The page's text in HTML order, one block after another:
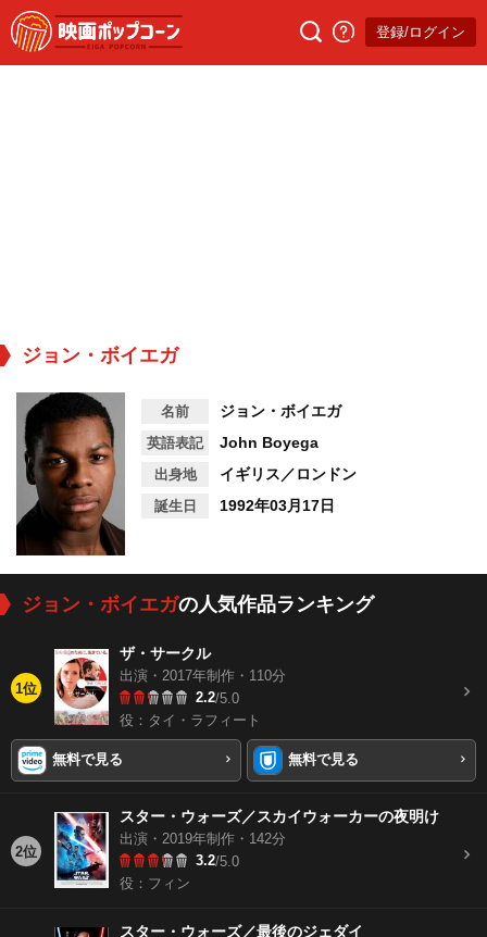
登録/ログイン
ジョン・ボイエガ
名前 ジョン・ボイエガ
英語表記 John Boyega
出身地 イギリス／ロンドン
誕生日 1992年03月17日
ジョン・ボイエガの人気作品ランキング
1位
ザ・サークル
出演・2017年制作・110分
2.2/5.0
役：タイ・ラフィート
無料で見る 無料で見る
2位
スター・ウォーズ／スカイウォーカーの夜明け
出演・2019年制作・142分
3.2/5.0
役：フィン
スター・ウォーズ／最後のジェダイ